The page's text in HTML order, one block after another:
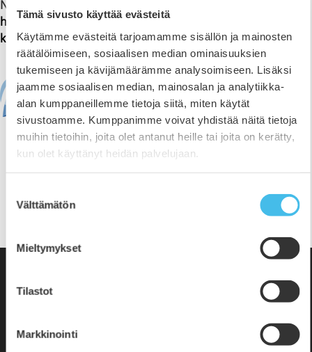
Tämä sivusto käyttää evästeitä
Käytämme evästeitä tarjoamamme sisällön ja mainosten
räätälöimiseen, sosiaalisen median ominaisuuksien
tukemiseen ja kävijämäärämme analysoimiseen. Lisäksi
jaamme sosiaalisen median, mainosalan ja analytiikka-
alan kumppaneillemme tietoja siitä, miten käytät
sivustoamme. Kumppanimme voivat yhdistää näitä tietoja
muihin tietoihin, joita olet antanut heille tai joita on kerätty,
kun olet käyttänyt heidän palvelujaan.
valinta
Välttämätön
Mieltymykset
Tilastot
Markkinointi
Nuorisotyön alueellinen koordinointi/ AVI:
https://avi.fi/tietoa-meista/tehtavamme/opetus-ja-
kulttuuri/nuorisotoimi/nuorisotyo-kunnissa
Etelä-Pohjanmaan Opisto